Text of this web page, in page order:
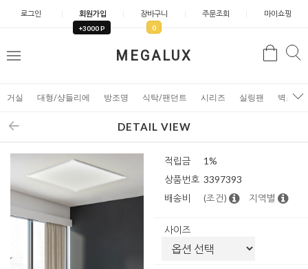
로그인 회원가입
+3000 P
장바구니
0
주문조회 마이쇼핑
MEGALUX
메
검
거실 대형/샹들리에 방조명 식탁/팬던트 시리즈 실링팬 벽조명
DETAIL VIEW
적립금
1%
상품번호 3397393
배송비
(조건) 지역별
사이즈